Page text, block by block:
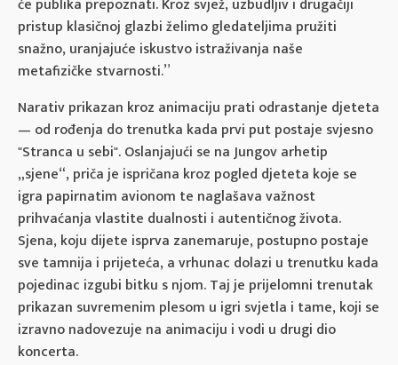
će publika prepoznati. Kroz svjež, uzbudljiv i drugačiji
pristup klasičnoj glazbi želimo gledateljima pružiti
snažno, uranjajuće iskustvo istraživanja naše
metafizičke stvarnosti.”
Narativ prikazan kroz animaciju prati odrastanje djeteta
— od rođenja do trenutka kada prvi put postaje svjesno
"Stranca u sebi". Oslanjajući se na Jungov arhetip
„sjene“, priča je ispričana kroz pogled djeteta koje se
igra papirnatim avionom te naglašava važnost
prihvaćanja vlastite dualnosti i autentičnog života.
Sjena, koju dijete isprva zanemaruje, postupno postaje
sve tamnija i prijeteća, a vrhunac dolazi u trenutku kada
pojedinac izgubi bitku s njom. Taj je prijelomni trenutak
prikazan suvremenim plesom u igri svjetla i tame, koji se
izravno nadovezuje na animaciju i vodi u drugi dio
koncerta.